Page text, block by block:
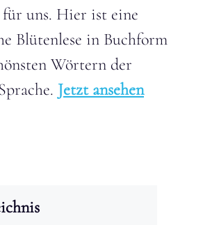
für uns. Hier ist eine
Blütenlese in Buchform
Wörtern der
Jetzt ansehen